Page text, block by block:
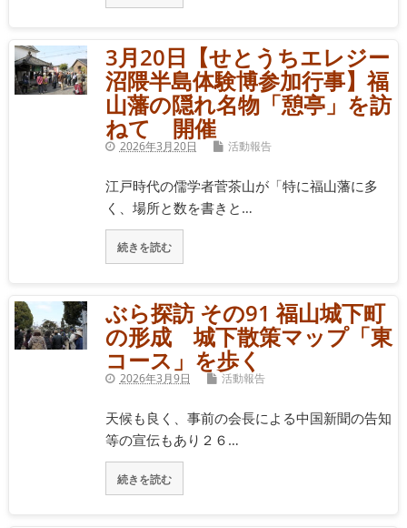
3月20日【せとうちエレジー
沼隈半島体験博参加行事】福
山藩の隠れ名物「憩亭」を訪
ねて 開催
2026年3月20日 活動報告
江戸時代の儒学者菅茶山が「特に福山藩に多
く、場所と数を書きと…
続きを読む
ぶら探訪 その91 福山城下町
の形成 城下散策マップ「東
コース」を歩く
2026年3月9日 活動報告
天候も良く、事前の会長による中国新聞の告知
等の宣伝もあり２６…
続きを読む